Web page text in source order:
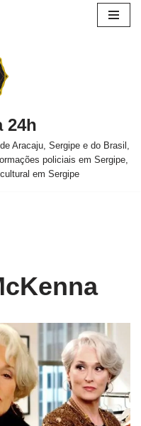
24h
Aracaju, Sergipe e do Brasil,
policiais em Sergipe,
em Sergipe